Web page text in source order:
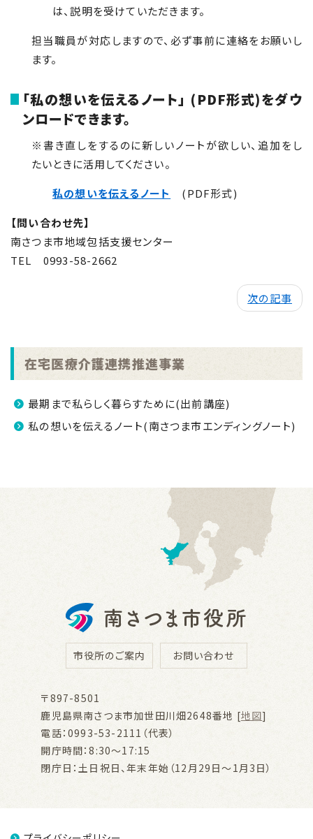
は、説明を受けていただきます。
担当職員が対応しますので、必ず事前に連絡をお願いし
ます。
「私の想いを伝えるノート」 (PDF形式)をダウ
ンロードできます。
※書き直しをするのに新しいノートが欲しい、追加をし
たいときに活用してください。
私の想いを伝えるノート
(PDF形式)
【問い合わせ先】
南さつま市地域包括支援センター
TEL
0993-58-2662
次の記事
在宅医療介護連携推進事業
最期まで私らしく暮らすために(出前講座)
私の想いを伝えるノート(南さつま市エンディングノート)
市役所のご案内 お問い合わせ
〒897-8501
鹿児島県南さつま市加世田川畑2648番地 [地図]
電話：0993-53-2111（代表）
開庁時間：8:30～17:15
閉庁日：土日祝日、年末年始（12月29日～1月3日）